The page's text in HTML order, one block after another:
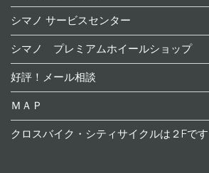
シマノ サービスセンター
シマノ プレミアムホイールショップ
好評！メール相談
ＭＡＰ
クロスバイク・シティサイクルは２Fです